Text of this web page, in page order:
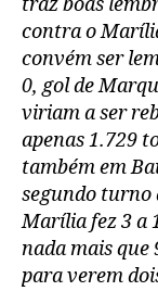
traz boas
contra o
convém ser
0, gol de
viriam a ser
apenas 1.729
também em
segundo turno
Marília fez 3 a
nada mais que
para verem